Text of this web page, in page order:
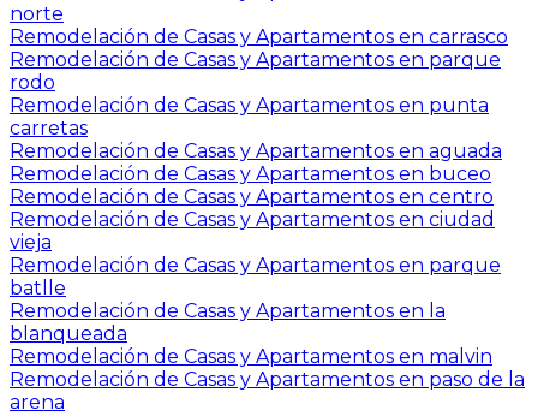
norte
Remodelación de Casas y Apartamentos en carrasco
Remodelación de Casas y Apartamentos en parque
rodo
Remodelación de Casas y Apartamentos en punta
carretas
Remodelación de Casas y Apartamentos en aguada
Remodelación de Casas y Apartamentos en buceo
Remodelación de Casas y Apartamentos en centro
Remodelación de Casas y Apartamentos en ciudad
vieja
Remodelación de Casas y Apartamentos en parque
batlle
Remodelación de Casas y Apartamentos en la
blanqueada
Remodelación de Casas y Apartamentos en malvin
Remodelación de Casas y Apartamentos en paso de la
arena